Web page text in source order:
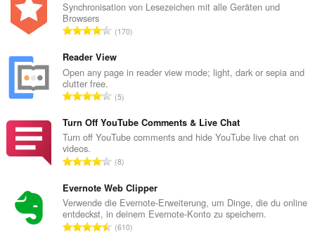
a
t
B
e
w
e
r
t
n
e
n
:
Synchronisation von Lesezeichen mit alle Geräten und
Browsers
G
s
a
t
B
e
w
e
r
t
u
n
170
Reader View
Open any page in reader view mode; light, dark or sepia and
clutter free.
G
s
a
t
B
e
w
e
5
Turn Off YouTube Comments & Live Chat
Turn off YouTube comments and hide YouTube live chat on
videos.
G
s
a
m
t
8
Evernote Web Clipper
Verwende die Evernote-Erweiterung, um Dinge, die du online
entdeckst, in deinem Evernote-Konto zu speichern.
G610